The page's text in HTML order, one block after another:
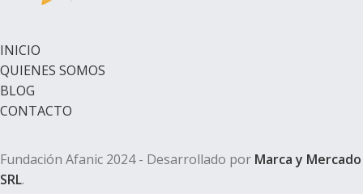
INICIO
QUIENES SOMOS
BLOG
CONTACTO
Fundación Afanic 2024 - Desarrollado por Marca y Mercado
SRL.